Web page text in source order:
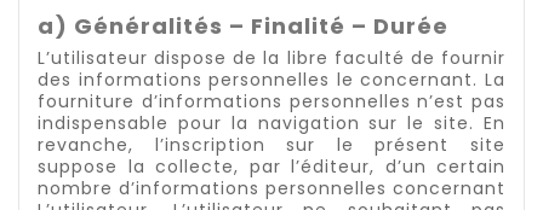
a) Généralités – Finalité – Durée
L’utilisateur dispose de la libre faculté de fournir
des informations personnelles le concernant. La
fourniture d’informations personnelles n’est pas
indispensable pour la navigation sur le site. En
revanche, l’inscription sur le présent site
suppose la collecte, par l’éditeur, d’un certain
nombre d’informations personnelles concernant